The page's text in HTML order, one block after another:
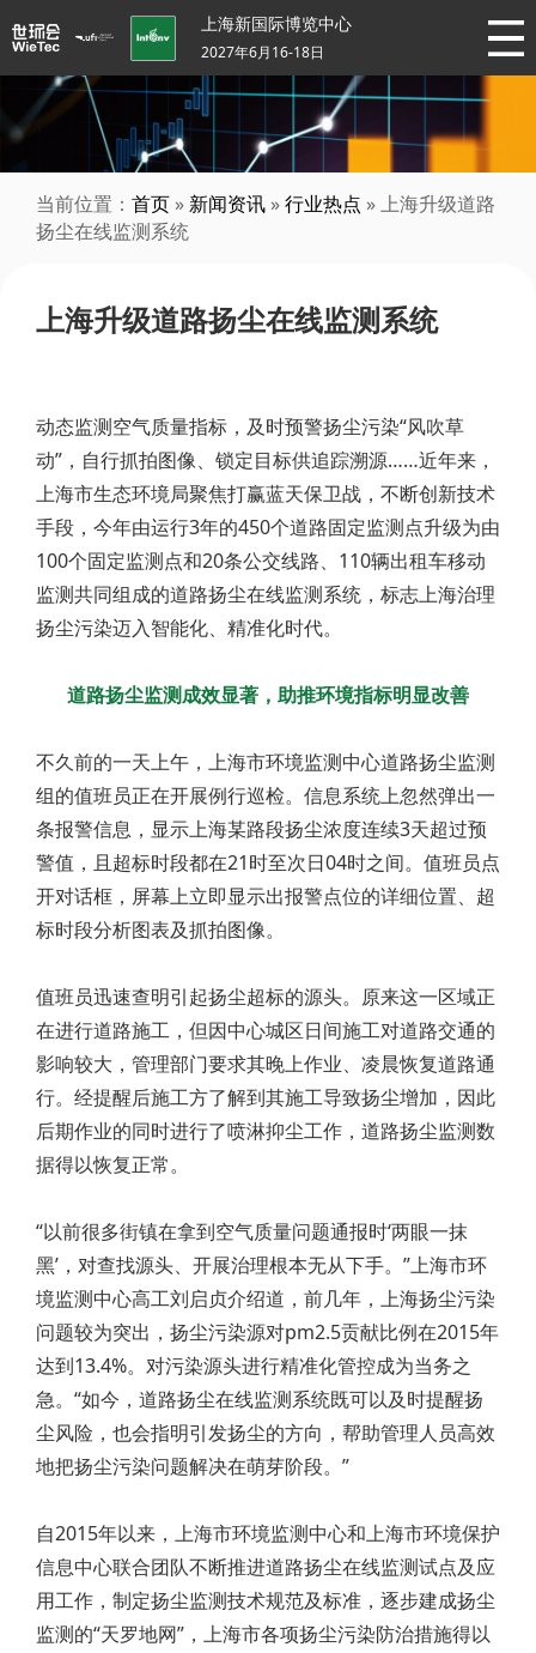
上海新国际博览中心
2027年6月16-18日
当前位置： 首页 » 新闻资讯 »行业热点 » 上海升级道路
扬尘在线监测系统
上海升级道路扬尘在线监测系统
动态监测空气质量指标，及时预警扬尘污染“风吹草
动”，自行抓拍图像、锁定目标供追踪溯源……近年来，
上海市生态环境局聚焦打赢蓝天保卫战，不断创新技术
手段，今年由运行3年的450个道路固定监测点升级为由
100个固定监测点和20条公交线路、110辆出租车移动
监测共同组成的道路扬尘在线监测系统，标志上海治理
扬尘污染迈入智能化、精准化时代。
道路扬尘监测成效显著，助推环境指标明显改善
不久前的一天上午，上海市环境监测中心道路扬尘监测
组的值班员正在开展例行巡检。信息系统上忽然弹出一
条报警信息，显示上海某路段扬尘浓度连续3天超过预
警值，且超标时段都在21时至次日04时之间。值班员点
开对话框，屏幕上立即显示出报警点位的详细位置、超
标时段分析图表及抓拍图像。
值班员迅速查明引起扬尘超标的源头。原来这一区域正
在进行道路施工，但因中心城区日间施工对道路交通的
影响较大，管理部门要求其晚上作业、凌晨恢复道路通
行。经提醒后施工方了解到其施工导致扬尘增加，因此
后期作业的同时进行了喷淋抑尘工作，道路扬尘监测数
据得以恢复正常。
“以前很多街镇在拿到空气质量问题通报时‘两眼一抹
黑’，对查找源头、开展治理根本无从下手。”上海市环
境监测中心高工刘启贞介绍道，前几年，上海扬尘污染
问题较为突出，扬尘污染源对pm2.5贡献比例在2015年
达到13.4%。对污染源头进行精准化管控成为当务之
急。“如今，道路扬尘在线监测系统既可以及时提醒扬
尘风险，也会指明引发扬尘的方向，帮助管理人员高效
地把扬尘污染问题解决在萌芽阶段。”
自2015年以来，上海市环境监测中心和上海市环境保护
信息中心联合团队不断推进道路扬尘在线监测试点及应
用工作，制定扬尘监测技术规范及标准，逐步建成扬尘
监测的“天罗地网”，上海市各项扬尘污染防治措施得以